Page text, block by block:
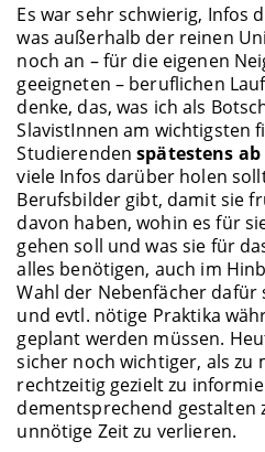
Es war sehr schwierig, Infos
was außerhalb der reinen
noch an – für die eigenen
geeigneten – beruflichen
denke, das, was ich als
SlavistInnen am wichtigsten
Studierendenspätestens
viele Infos darüber holen
Berufsbilder gibt, damit sie
davon haben, wohin es für
gehen soll und was sie für
alles benötigen, auch im
Wahl der Nebenfächer dafür
und evtl. nötige Praktika
geplant werden müssen.
sicher noch wichtiger, als zu
rechtzeitig gezielt zu
dementsprechend gestalten
unnötige Zeit zu verlieren.